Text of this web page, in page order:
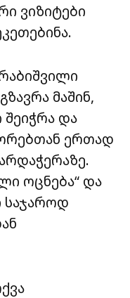
ვიზიტები
მაშინ,
შეიჭრა და
ერთად
ოცნება“ და
საჯაროდ